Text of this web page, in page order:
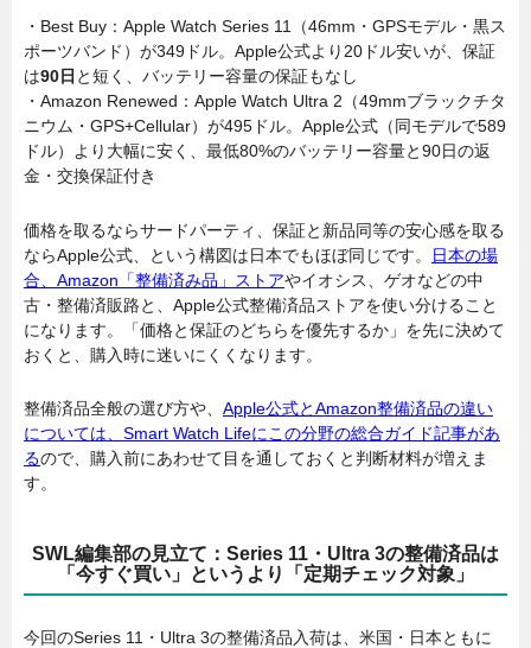
・Best Buy：Apple Watch Series 11（46mm・GPSモデル・黒ス
ポーツバンド）が349ドル。Apple公式より20ドル安いが、保証
は90日 と短く、バッテリー容量の保証もなし
・Amazon Renewed：Apple Watch Ultra 2（49mmブラックチタ
ニウム・GPS+Cellular）が495ドル。Apple公式（同モデルで589
ドル）より大幅に安く、最低80%のバッテリー容量と90日の返
金・交換保証付き
価格を取るならサードパーティ、保証と新品同等の安心感を取る
ならApple公式、という構図は日本でもほぼ同じです。
日本の場
合、Amazon「整備済み品」ストアやイオシス、ゲオなどの中
古・整備済販路と、Apple公式整備済品ストアを使い分けること
になります。「価格と保証のどちらを優先するか」を先に決めて
おくと、購入時に迷いにくくなります。
整備済品全般の選び方や、 Apple公式とAmazon整備済品の違い
については、Smart Watch Lifeにこの分野の総合ガイド記事があ
るので、購入前にあわせて目を通しておくと判断材料が増えま
す。
SWL編集部の見立て：Series 11・Ultra 3の整備済品は
「今すぐ買い」というより「定期チェック対象」
今回のSeries 11・Ultra 3の整備済品入荷は、米国・日本ともに